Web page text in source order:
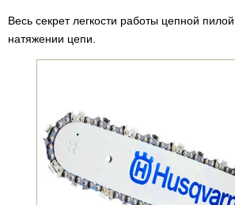
Весь секрет легкости работы цепной
натяжении цепи.